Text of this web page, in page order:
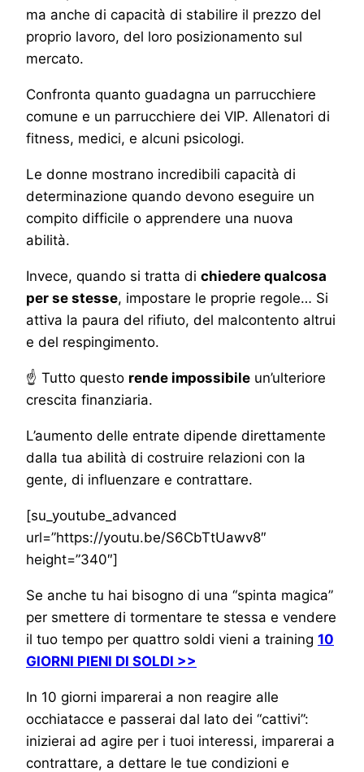
ma anche di capacità di stabilire il prezzo del
proprio lavoro, del loro posizionamento sul
mercato.
Confronta quanto guadagna un parrucchiere
comune e un parrucchiere dei VIP. Allenatori di
fitness, medici, e alcuni psicologi.
Le donne mostrano incredibili capacità di
determinazione quando devono eseguire un
compito difficile o apprendere una nuova
abilità.
Invece, quando si tratta di chiedere qualcosa
per se stesse, impostare le proprie regole… Si
attiva la paura del rifiuto, del malcontento altrui
e del respingimento.
☝ Tutto questo rende impossibile un’ulteriore
crescita finanziaria.
L’aumento delle entrate dipende direttamente
dalla tua abilità di costruire relazioni con la
gente, di influenzare e contrattare.
[su_youtube_advanced
url=”https://youtu.be/S6CbTtUawv8″
height=”340″]
Se anche tu hai bisogno di una “spinta magica”
per smettere di tormentare te stessa e vendere
il tuo tempo per quattro soldi vieni a training 10
GIORNI PIENI DI SOLDI >>
In 10 giorni imparerai a non reagire alle
occhiatacce e passerai dal lato dei “cattivi”:
inizierai ad agire per i tuoi interessi, imparerai a
contrattare, a dettare le tue condizioni e